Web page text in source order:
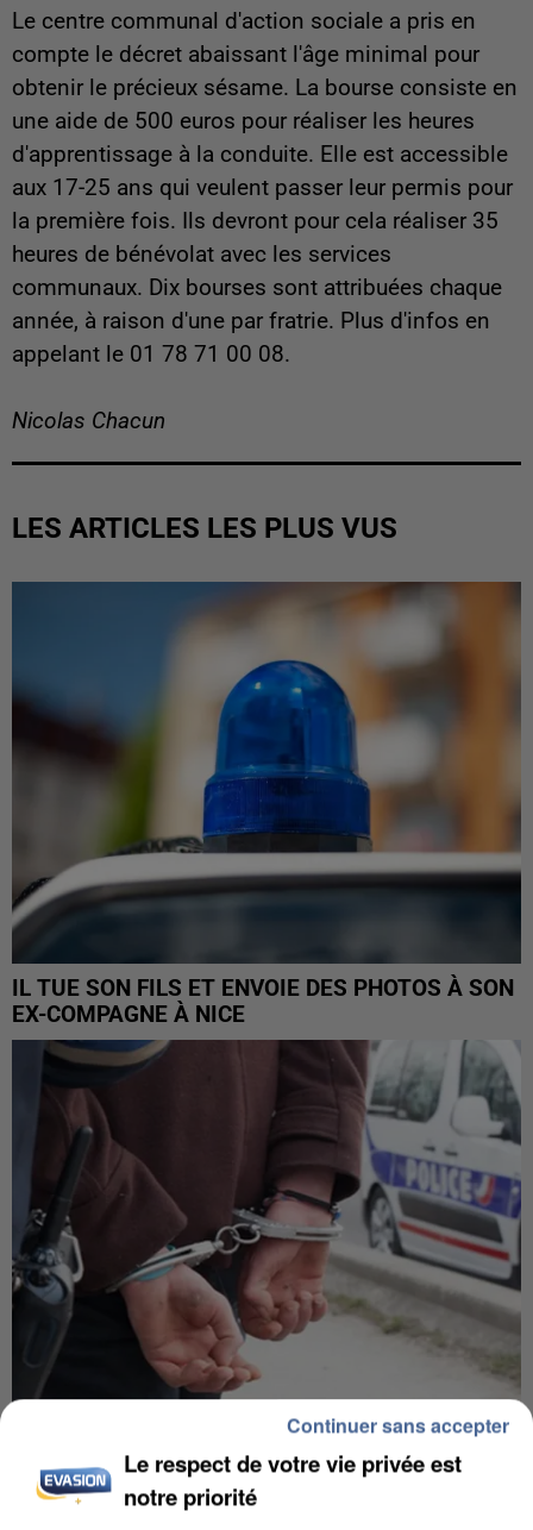
Le centre communal d'action sociale a pris en
compte le décret abaissant l'âge minimal pour
obtenir le précieux sésame. La bourse consiste en
une aide de 500 euros pour réaliser les heures
d'apprentissage à la conduite. Elle est accessible
aux 17-25 ans qui veulent passer leur permis pour
la première fois. Ils devront pour cela réaliser 35
heures de bénévolat avec les services
communaux. Dix bourses sont attribuées chaque
année, à raison d'une par fratrie. Plus d'infos en
appelant le 01 78 71 00 08.
Nicolas Chacun
LES ARTICLES LES PLUS VUS
IL TUE SON FILS ET ENVOIE DES PHOTOS À SON
EX-COMPAGNE À NICE
MAFIA INTERPELLÉ EN ALGÉRIE
Le respect de votre vie privée est
notre priorité
Continuer sans accepter